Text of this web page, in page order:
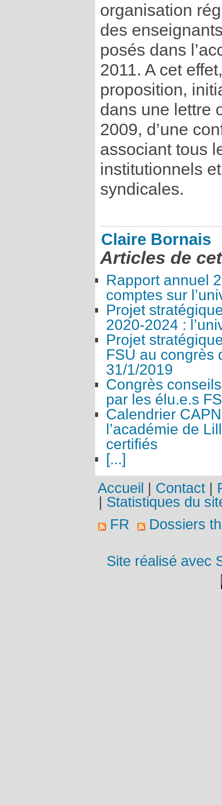
organisation
des
posés dans
2011. A cet
proposition,
dans une lettre
2009, d’une
associant tous
institutionnels
syndicales.
Claire Bornais
Articles de
Rapport annuel
comptes sur
Projet
2020-2024 :
Projet
FSU au congrès
31/1/2019
Congrès
par les élu.e.s
Calendrier
l’académie de
certifiés
[...]
Accueil | Contact |
| Statistiques du
FR
Dossiers
Site réalisé avec